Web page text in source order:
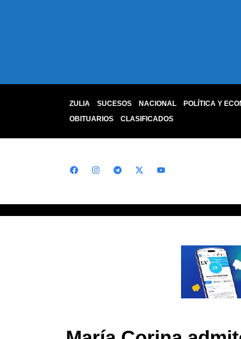
ZULIA SUCESOS NACIONAL POLÍTICA Y
OBITUARIOS
CLASIFICADOS